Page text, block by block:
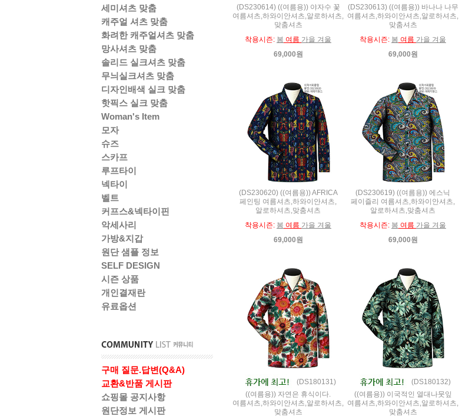
세미셔츠 맞춤
캐주얼 셔츠 맞춤
화려한 캐주얼셔츠 맞춤
망사셔츠 맞춤
솔리드 실크셔츠 맞춤
무늬실크셔츠 맞춤
디자인배색 실크 맞춤
핫픽스 실크 맞춤
Woman's Item
모자
슈즈
스카프
루프타이
넥타이
벨트
커프스&넥타이핀
악세사리
가방&지갑
원단 샘플 정보
SELF DESIGN
시즌 상품
개인결재란
유료옵션
구매 질문.답변(Q&A)
교환&반품 게시판
쇼핑몰 공지사항
원단정보 게시판
(DS230614) ((여름용)) 야자수 꽃
여름셔츠,하와이안셔츠,알로하셔츠,
맞춤셔츠
착용시즌: 봄 여름 가을 겨울
69,000원
(DS230613) ((여름용)) 바나나 나무
여름셔츠,하와이안셔츠,알로하셔츠,
맞춤셔츠
착용시즌: 봄 여름 가을 겨울
69,000원
(DS230620) ((여름용)) AFRICA
페인팅 여름셔츠,하와이안셔츠,
알로하셔츠,맞춤셔츠
착용시즌: 봄 여름 가을 겨울
69,000원
(DS230619) ((여름용)) 에스닉
페이즐리 여름셔츠,하와이안셔츠,
알로하셔츠,맞춤셔츠
착용시즌: 봄 여름 가을 겨울
69,000원
(DS180131)
((여름용)) 자연은 휴식이다.
여름셔츠,하와이안셔츠,알로하셔츠,
맞춤셔츠
(DS180132)
((여름용)) 이국적인 열대나뭇잎
여름셔츠,하와이안셔츠,알로하셔츠,
맞춤셔츠